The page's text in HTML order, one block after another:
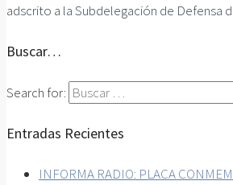
adscrito a la Subdelegación de Defensa
Buscar…
Search for:
Entradas Recientes
INFORMA RADIO: PLACA